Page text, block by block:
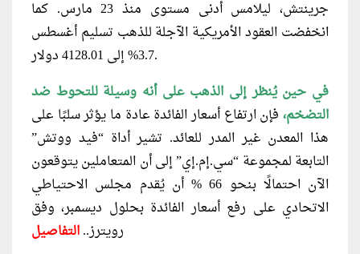
جرينتش، ليلامس أدنى مستوى منذ 23 مارس. كما
انخفضت العقود الأمريكية الآجلة للذهب تسليم أغسطس
3.7% إلى 4128.01 دولار.
في حين يُنظر إلى الذهب على أنه وسيلة للتحوط ضد
التضخم، فإن ارتفاع أسعار الفائدة عادة ما يؤثر سلبًا على
هذا المعدن غير المدر للعائد. تشير أداة “فيد ووتش”
التابعة لمجموعة “سي.إم.إي” إلى أن المتعاملين يتوقعون
الآن احتمالًا بنحو 66 % أن يُقدم مجلس الاحتياطي
الاتحادي على رفع أسعار الفائدة بحلول ديسمبر، وفق
رويترز..التفاصيل